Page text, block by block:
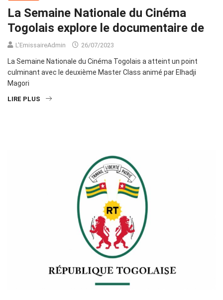
La Semaine Nationale du Cinéma
Togolais explore le documentaire de
L'EmissaireAdmin 26/07/2023
La Semaine Nationale du Cinéma Togolais a atteint un point
culminant avec le deuxième Master Class animé par Elhadji
Magori
LIRE PLUS